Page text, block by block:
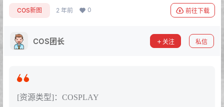
COS新图 2 年前 0 前往下载
COS团长 关注 私信
[资源类型]：COSPLAY